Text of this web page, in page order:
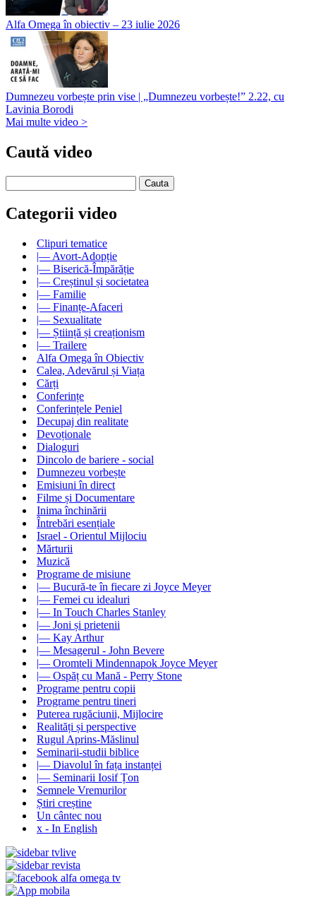
Alfa Omega în obiectiv – 23 iulie 2026
Dumnezeu vorbește prin vise | „Dumnezeu vorbește!” 2.22, cu
Lavinia Borodi
Mai multe video >
Caută video
Categorii video
Clipuri tematice
|— Avort-Adopție
|— Biserică-Împărăție
|— Creștinul și societatea
|— Familie
|— Finanțe-Afaceri
|— Sexualitate
|— Știință și creaționism
|— Trailere
Alfa Omega în Obiectiv
Calea, Adevărul și Viața
Cărți
Conferințe
Conferințele Peniel
Decupaj din realitate
Devoționale
Dialoguri
Dincolo de bariere - social
Dumnezeu vorbește
Emisiuni în direct
Filme și Documentare
Inima închinării
Întrebări esențiale
Israel - Orientul Mijlociu
Mărturii
Muzică
Programe de misiune
|— Bucură-te în fiecare zi Joyce Meyer
|— Femei cu idealuri
|— In Touch Charles Stanley
|— Joni și prietenii
|— Kay Arthur
|— Mesagerul - John Bevere
|— Oromteli Mindennapok Joyce Meyer
|— Ospăț cu Mană - Perry Stone
Programe pentru copii
Programe pentru tineri
Puterea rugăciunii, Mijlocire
Realități și perspective
Rugul Aprins-Măslinul
Seminarii-studii biblice
|— Diavolul în fața instanței
|— Seminarii Iosif Țon
Semnele Vremurilor
Știri creștine
Un cântec nou
x - In English